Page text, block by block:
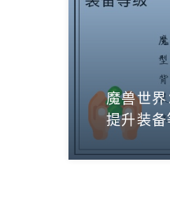
魔兽世
提升装